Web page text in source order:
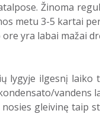
Žinoma
metu 3-5 kartai
yra labai mažai
lygyje ilgesnį
gleivinę taip